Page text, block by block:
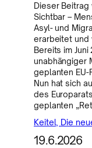
Dieser Beitrag
Sichtbar –
Asyl- und
erarbeitet und
Bereits im
unabhängiger
geplanten EU-
Nun hat sich
des
geplanten
Keitel, Die
19.6.2026